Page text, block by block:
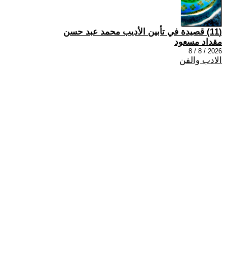
(11) قصيدة في تأبين الأديب محمد عبد حسن
مقداد مسعود
2026 / 8 / 8
الادب والفن